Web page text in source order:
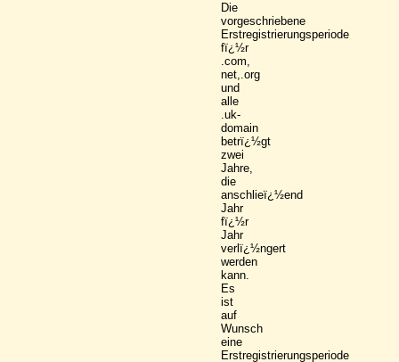
Die
vorgeschriebene
Erstregistrierungsperiode
fï¿½r
.com,
net,.org
und
alle
.uk-
domain
betrï¿½gt
zwei
Jahre,
die
anschlieï¿½end
Jahr
fï¿½r
Jahr
verlï¿½ngert
werden
kann.
Es
ist
auf
Wunsch
eine
Erstregistrierungsperiode